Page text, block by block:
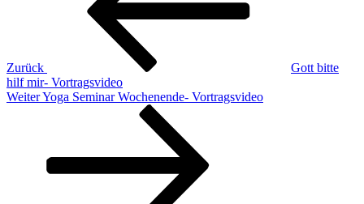
Zurück
Gott bitte
hilf mir- Vortragsvideo
Nächster
WeiterYoga Seminar Wochenende- Vortragsvideo